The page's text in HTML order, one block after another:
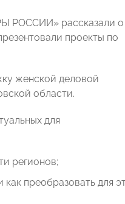
РОССИИ» рассказали о
проекты по
женской деловой
области.
для
регионов;
преобразовать для